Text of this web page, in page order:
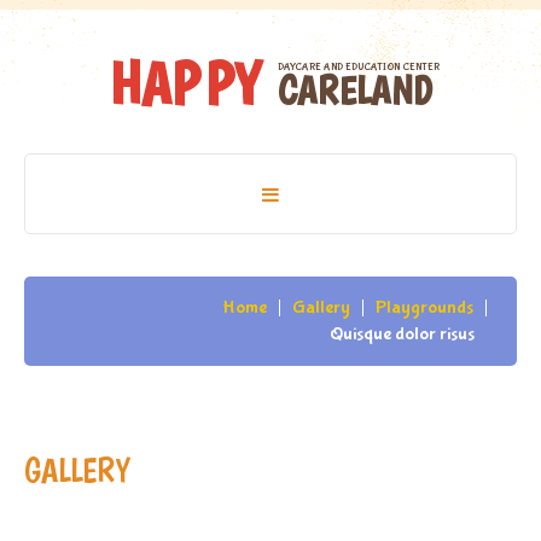
HAPPY CARELAND
DAYCARE AND EDUCATION CENTER
Home
Home Gallery
Playgrounds
Quisque dolor risus
GALLERY